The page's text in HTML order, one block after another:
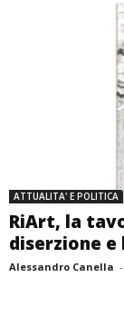
ATTUALITA' E POLITICA
RiArt, la
diserzione
Alessandro Canella -